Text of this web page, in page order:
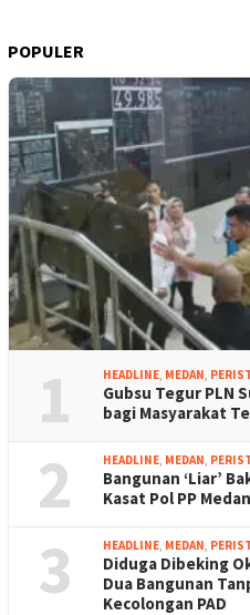
POPULER
1 HEADLINE, MEDAN,
Gubsu Tegur PLN
bagi Masyarakat
2 HEADLINE, MEDAN,
Bangunan ‘Liar’
Kasat Pol PP
3 HEADLINE, MEDAN,
Diduga Dibeking
Dua Bangunan
Kecolongan PAD